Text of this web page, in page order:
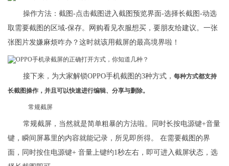
操作方法：截图-点击截图进入截图预览界面-选择长截图-动选
取需要截图的区域-保存。网购看见衣服想买，要朋友给建议。一张
张图片发嫌麻烦咋办？这时就该用截屏的最高境界啦！
接下来，为大家解锁OPPO手机截图的3种方式， 每种方式都支持
长截图操作，并且可以快速进行编辑、分享与删除。
常规截屏
常规截屏，当然就是简单粗暴的方法啦。同时长按电源键+音量
键，瞬间屏幕里的内容就能记录，所见即所得。 在需要截图的界
面，同时按住电源键+ 音量上键约1秒左右，即可进入截屏状态，选